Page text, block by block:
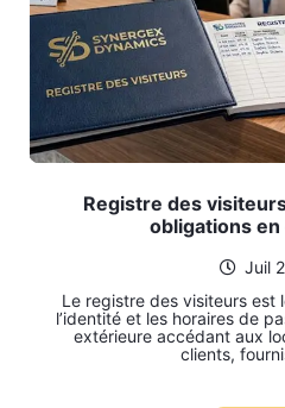
Registre des
obligations
Juil
Le registre des visiteurs est
l’identité et les horaires de
extérieure accédant aux
clients,